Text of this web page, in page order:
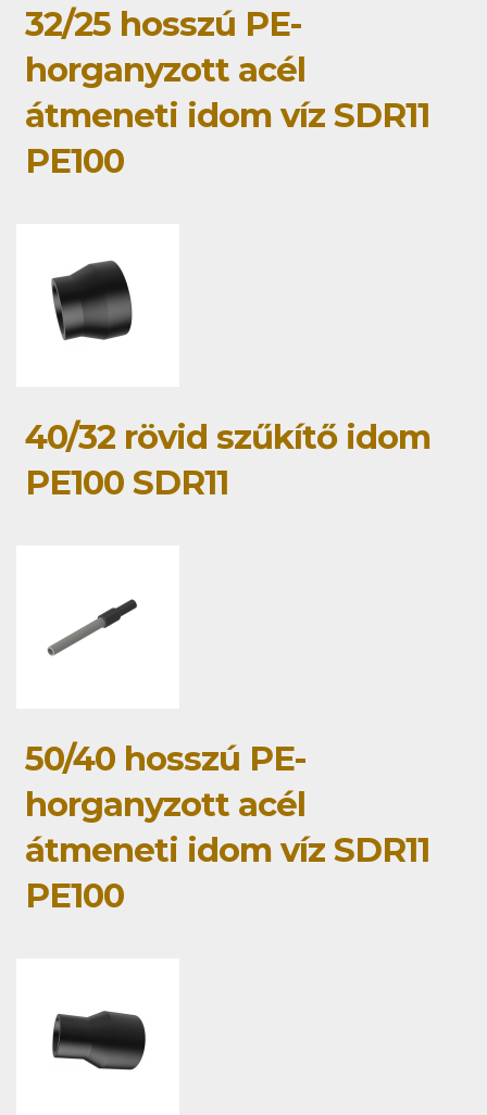
32/25 hosszú PE-
horganyzott acél
átmeneti idom víz SDR11
PE100
40/32 rövid szűkítő idom
PE100 SDR11
50/40 hosszú PE-
horganyzott acél
átmeneti idom víz SDR11
PE100